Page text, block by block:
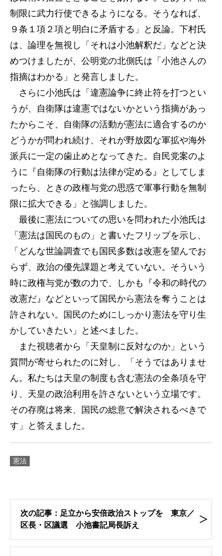
制限に武力行使できるようになる。そうなれば、
９条１項２項と明白に矛盾する」と反論。下村氏
は、論理を無視し「それは小池解釈だ」などと決
めつけましたが、公明党の北側氏は「小池さんの
指摘はわかる」と発言しました。
さらに小池氏は「違憲論争に終止符を打つとい
うが、自衛隊は違憲ではないかという指摘があっ
たからこそ、自衛隊の活動が憲法に適合するのか
どうかが問われ続け、それが野放図な軍拡や海外
派兵に一定の歯止めとなってきた。自民党案のよ
うに『自衛隊の行動は法律が定める』としてしま
ったら、ときの政権与党の思惑で軍事行動を無制
限に拡大できる」と強調しました。
最後に憲法についての思いを問われた小池氏は
「憲法は国民のもの」と書いたフリップを示し、
「どんな世論調査でも国民多数は改憲を望んでお
らず、政治の優先課題と考えていない。そういう
時に政権与党が数の力で、しかも『令和の時代の
改憲だ』などといって国民から憲法を奪うことは
許されない。国民のためにしっかり憲法を守り生
かしていきたい」と述べました。
また視聴者から「天皇制に反対なのか」という
質問が寄せられたのに対し、「そうではありませ
ん。私たちは天皇の制度も含む憲法の全条項を守
り、天皇の政治利用を許さないという立場です。
その存廃は将来、国民の総意で解決されるべきで
す」と答えました。
憲法
次の記事：足立から安倍政治ストップを 東京／
区長・区議選 小池書記局長訴え